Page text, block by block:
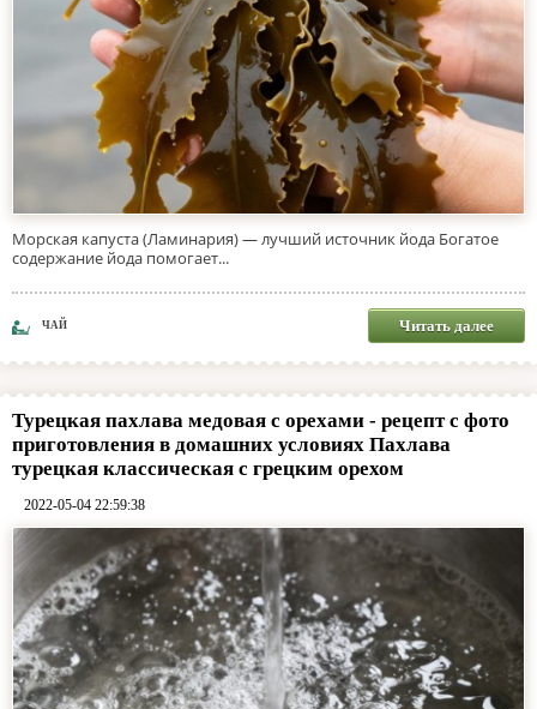
Морская капуста (Ламинария) — лучший источник йода Богатое
содержание йода помогает...
ЧАЙ Читать далее
Турецкая пахлава медовая с орехами - рецепт с фото
приготовления в домашних условиях Пахлава
турецкая классическая с грецким орехом
2022-05-04 22:59:38